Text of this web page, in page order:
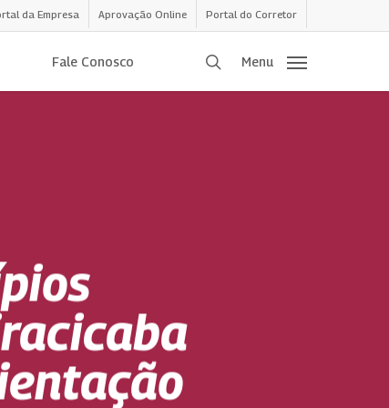
da Empresa Aprovação Online Portal do Corretor
Fale Conosco procurar
Menu